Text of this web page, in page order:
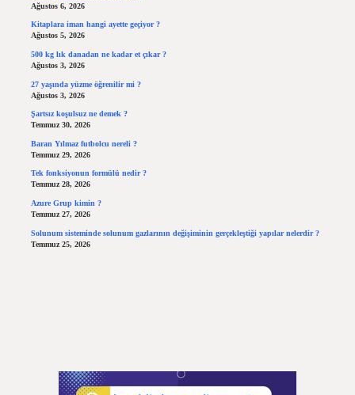
Ağustos 6, 2026
Kitaplara iman hangi ayette geçiyor ?
Ağustos 5, 2026
500 kg lık danadan ne kadar et çıkar ?
Ağustos 3, 2026
27 yaşında yüzme öğrenilir mi ?
Ağustos 3, 2026
Şartsız koşulsuz ne demek ?
Temmuz 30, 2026
Baran Yılmaz futbolcu nereli ?
Temmuz 29, 2026
Tek fonksiyonun formülü nedir ?
Temmuz 28, 2026
Azure Grup kimin ?
Temmuz 27, 2026
Solunum sisteminde solunum gazlarının değişiminin gerçekleştiği yapılar nelerdir ?
Temmuz 25, 2026